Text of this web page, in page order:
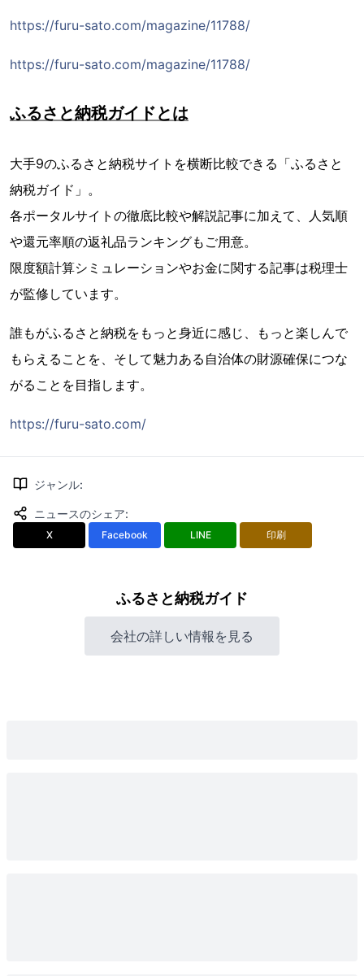
https://furu-sato.com/magazine/11788/
https://furu-sato.com/magazine/11788/
ふるさと納税ガイドとは
大手9のふるさと納税サイトを横断比較できる「ふるさと
納税ガイド」。
各ポータルサイトの徹底比較や解説記事に加えて、人気順
や還元率順の返礼品ランキングもご用意。
限度額計算シミュレーションやお金に関する記事は税理士
が監修しています。
誰もがふるさと納税をもっと身近に感じ、もっと楽しんで
もらえることを、そして魅力ある自治体の財源確保につな
がることを目指します。
https://furu-sato.com/
ジャンル:
ニュースのシェア:
X Facebook LINE 印刷
ふるさと納税ガイド
会社の詳しい情報を見る